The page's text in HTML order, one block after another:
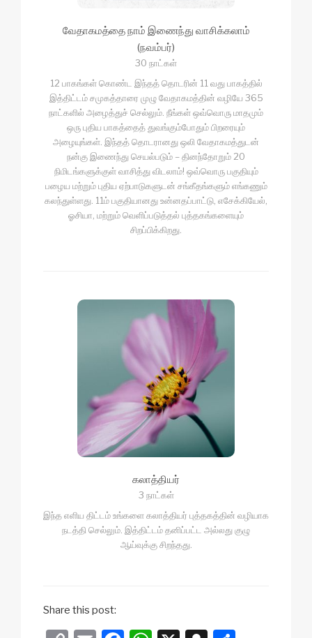
வேதாகமத்தை நாம் இணைந்து வாசிக்கலாம்
(நவம்பர்)
30 நாட்கள்
12 பாகங்கள் கொண்ட இந்தத் தொடரின் 11 வது பாகத்தில்
இத்திட்டம் சமுகத்தாரை முழு வேதாகமத்தின் வழியே 365
நாட்களில் அழைத்துச் செல்லும். நீங்கள் ஒவ்வொரு மாதமும்
ஒரு புதிய பாகத்தைத் துவங்கும்போதும் பிறரையும்
அழையுங்கள். இந்தத் தொடரானது ஒலி வேதாகமத்துடன்
நன்கு இணைந்து செயல்படும் – தினந்தோறும் 20
நிமிடங்களுக்குள் வாசித்து விடலாம்! ஒவ்வொரு பகுதியும்
பழைய மற்றும் புதிய ஏற்பாடுகளுடன் சங்கீதங்களும் எங்கணும்
கலந்துள்ளது. 11ம் பகுதியானது உன்னதப்பாட்டு, எசேக்கியேல்,
ஓசியா, மற்றும் வெளிப்படுத்தல் புத்தகங்களையும்
சிறப்பிக்கிறது.
கலாத்தியர்
3 நாட்கள்
இந்த எளிய திட்டம் உங்களை கலாத்தியர் புத்தகத்தின் வழியாக
நடத்தி செல்லும். இத்திட்டம் தனிப்பட்ட அல்லது குழு
ஆய்வுக்கு சிறந்தது.
Share this post: